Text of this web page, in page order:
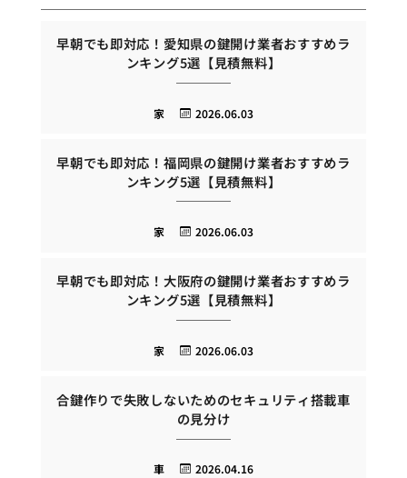
早朝でも即対応！愛知県の鍵開け業者おすすめラ
ンキング5選【見積無料】
2026.06.03
家
早朝でも即対応！福岡県の鍵開け業者おすすめラ
ンキング5選【見積無料】
2026.06.03
家
早朝でも即対応！大阪府の鍵開け業者おすすめラ
ンキング5選【見積無料】
2026.06.03
家
合鍵作りで失敗しないためのセキュリティ搭載車
の見分け
2026.04.16
車